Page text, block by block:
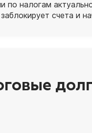
по налогам
счета и